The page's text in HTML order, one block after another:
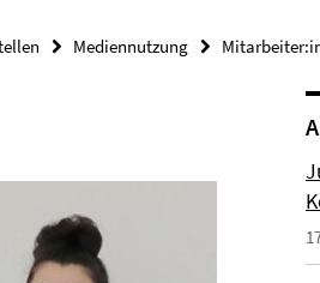
Mediennutzung